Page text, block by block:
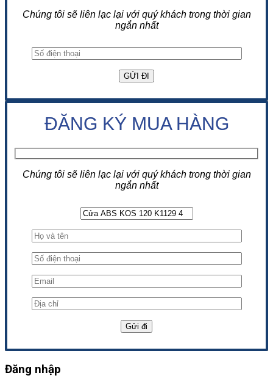
Chúng tôi sẽ liên lạc lại với quý khách trong thời gian
ngắn nhất
ĐĂNG KÝ MUA HÀNG
Chúng tôi sẽ liên lạc lại với quý khách trong thời gian
ngắn nhất
Đăng nhập